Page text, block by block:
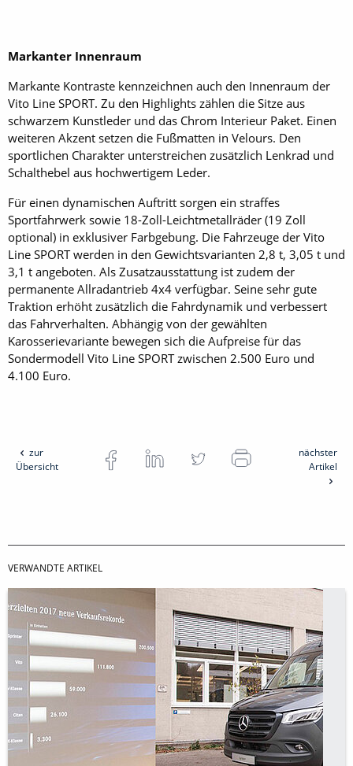
Markanter Innenraum
Markante Kontraste kennzeichnen auch den Innenraum der
Vito Line SPORT. Zu den Highlights zählen die Sitze aus
schwarzem Kunstleder und das Chrom Interieur Paket. Einen
weiteren Akzent setzen die Fußmatten in Velours. Den
sportlichen Charakter unterstreichen zusätzlich Lenkrad und
Schalthebel aus hochwertigem Leder.
Für einen dynamischen Auftritt sorgen ein straffes
Sportfahrwerk sowie 18-Zoll-Leichtmetallräder (19 Zoll
optional) in exklusiver Farbgebung. Die Fahrzeuge der Vito
Line SPORT werden in den Gewichtsvarianten 2,8 t, 3,05 t und
3,1 t angeboten. Als Zusatzausstattung ist zudem der
permanente Allradantrieb 4x4 verfügbar. Seine sehr gute
Traktion erhöht zusätzlich die Fahrdynamik und verbessert
das Fahrverhalten. Abhängig von der gewählten
Karosserievariante bewegen sich die Aufpreise für das
Sondermodell Vito Line SPORT zwischen 2.500 Euro und
4.100 Euro.
zur
Übersicht
nächster
Artikel
VERWANDTE ARTIKEL